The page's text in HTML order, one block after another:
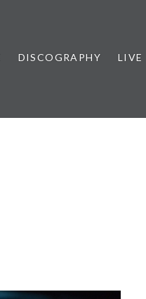
DISCOGRAPHY LIVE